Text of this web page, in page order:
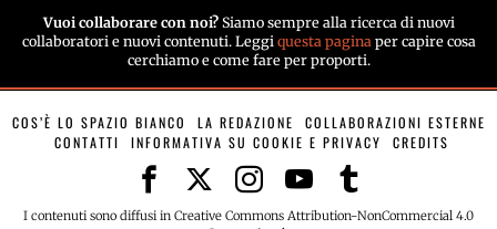
Vuoi collaborare con noi? Siamo sempre alla ricerca di nuovi
collaboratori e nuovi contenuti. Leggi questa paginaper capire cosa
cerchiamo e come fare per proporti.
COS’È LO SPAZIO BIANCO LA REDAZIONE
COLLABORAZIONI ESTERNE
CONTATTI
INFORMATIVA SU COOKIE E PRIVACY CREDITS
I contenuti sono diffusi in Creative Commons Attribution-NonCommercial 4.0